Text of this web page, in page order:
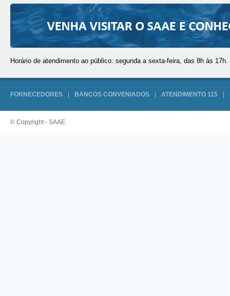
Horário de atendimento ao público: segunda a sexta-feira, das 8h às 17h.
FORNECEDORES BANCOS CONVENIADOS ATENDIMENTO 115
© Copyright - SAAE.